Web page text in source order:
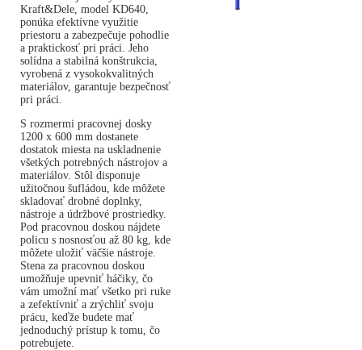
Kraft&Dele, model KD640,
ponúka efektívne využitie
priestoru a zabezpečuje pohodlie
a praktickosť pri práci. Jeho
solídna a stabilná konštrukcia,
vyrobená z vysokokvalitných
materiálov, garantuje bezpečnosť
pri práci.
S rozmermi pracovnej dosky
1200 x 600 mm dostanete
dostatok miesta na uskladnenie
všetkých potrebných nástrojov a
materiálov. Stôl disponuje
užitočnou šufládou, kde môžete
skladovať drobné doplnky,
nástroje a údržbové prostriedky.
Pod pracovnou doskou nájdete
policu s nosnosťou až 80 kg, kde
môžete uložiť väčšie nástroje.
Stena za pracovnou doskou
umožňuje upevniť háčiky, čo
vám umožní mať všetko pri ruke
a zefektívniť a zrýchliť svoju
prácu, keďže budete mať
jednoduchý prístup k tomu, čo
potrebujete.